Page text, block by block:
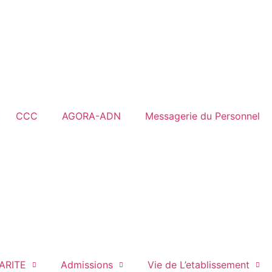
CCC AGORA-ADN Messagerie du Personnel
Admissions Vie de L’etablissement